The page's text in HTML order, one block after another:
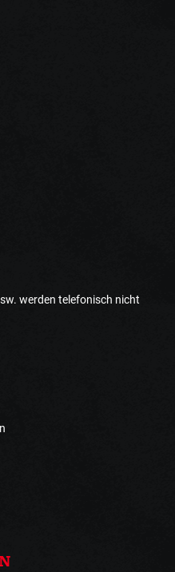
werden telefonisch nicht